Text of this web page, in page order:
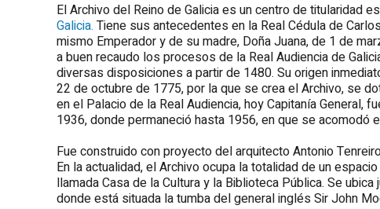
El Archivo del Reino de Galicia es un centro de titularidad
Galicia. Tiene sus antecedentes en la Real Cédula de
mismo Emperador y de su madre, Doña Juana, de 1 de
a buen recaudo los procesos de la Real Audiencia de
diversas disposiciones a partir de 1480. Su origen
22 de octubre de 1775, por la que se crea el Archivo, se
en el Palacio de la Real Audiencia, hoy Capitanía
1936, donde permaneció hasta 1956, en que se acomodó
Fue construido con proyecto del arquitectoAntonio
En la actualidad, el Archivo ocupa la totalidad de un
llamada Casa de la Cultura y la Biblioteca Pública. Se
donde está situada la tumba del general inglés Sir John